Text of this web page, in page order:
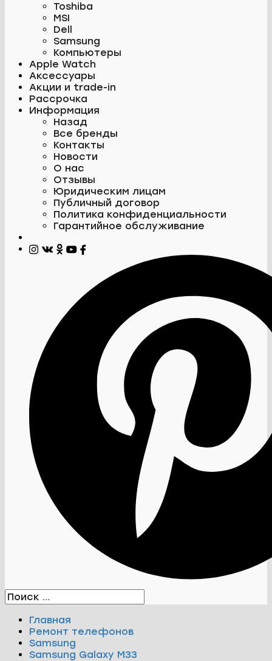
Toshiba
MSI
Dell
Samsung
Компьютеры
Apple Watch
Аксессуары
Акции и trade-in
Рассрочка
Информация
Назад
Все бренды
Контакты
Новости
О нас
Отзывы
Юридическим лицам
Публичный договор
Политика конфиденциальности
Гарантийное обслуживание
Главная
Ремонт телефонов
Samsung
Samsung Galaxy M33